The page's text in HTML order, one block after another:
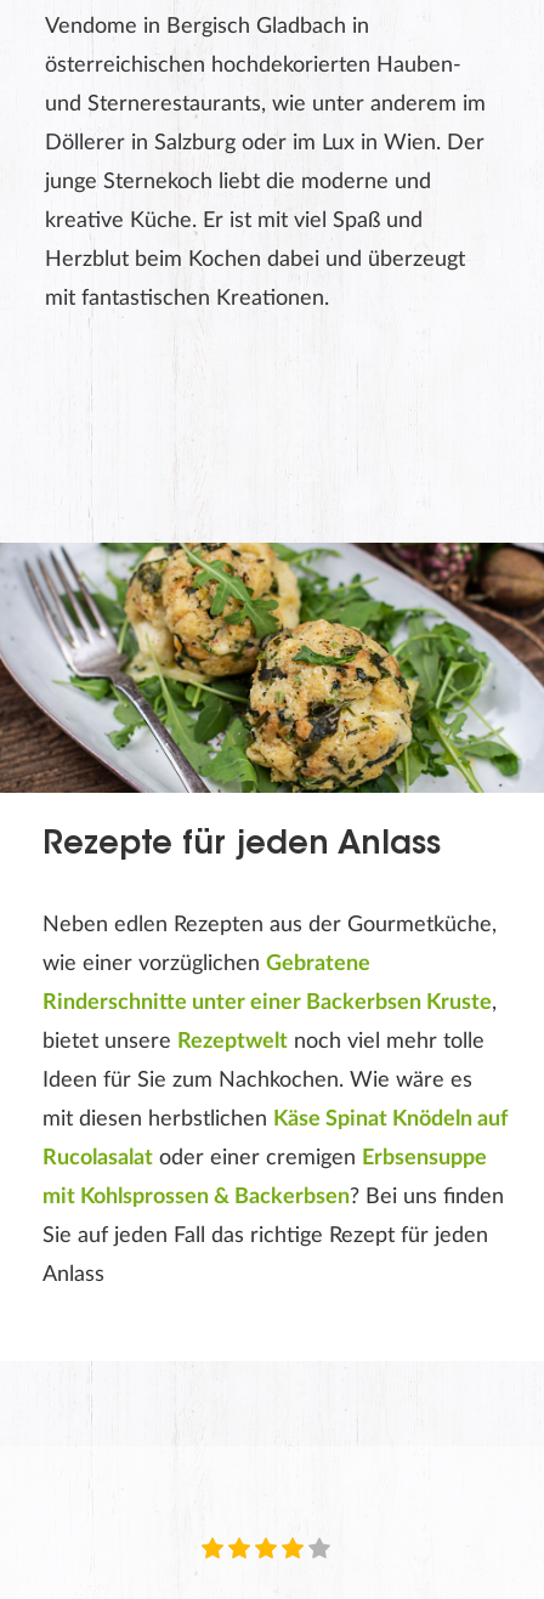
Vendome in Bergisch Gladbach in
österreichischen hochdekorierten Hauben-
und Sternerestaurants, wie unter anderem im
Döllerer in Salzburg oder im Lux in Wien. Der
junge Sternekoch liebt die moderne und
kreative Küche. Er ist mit viel Spaß und
Herzblut beim Kochen dabei und überzeugt
mit fantastischen Kreationen.
Rezepte für jeden Anlass
Neben edlen Rezepten aus der Gourmetküche,
wie einer vorzüglichen Gebratene
Rinderschnitte unter einer Backerbsen Kruste,
bietet unsere Rezeptwelt noch viel mehr tolle
Ideen für Sie zum Nachkochen. Wie wäre es
mit diesen herbstlichen Käse Spinat Knödeln auf
Rucolasalat oder einer cremigen Erbsensuppe
mit Kohlsprossen & Backerbsen? Bei uns finden
Sie auf jeden Fall das richtige Rezept für jeden
Anlass